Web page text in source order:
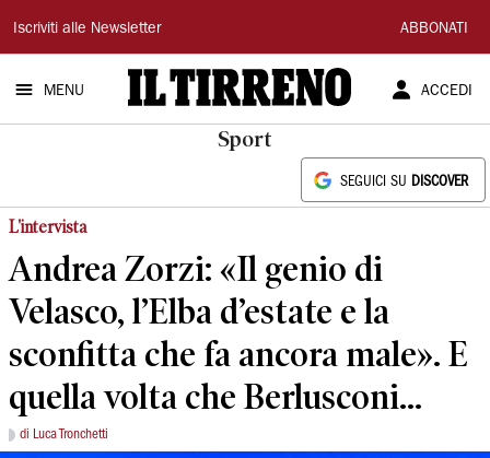
Il
Tirreno
Iscriviti alle Newsletter ABBONATI
MENU ACCEDI
Sport
SEGUICI SU DISCOVER
L'intervista
Andrea Zorzi: «Il genio di
Velasco, l’Elba d’estate e la
sconfitta che fa ancora male». E
quella volta che Berlusconi...
di Luca Tronchetti